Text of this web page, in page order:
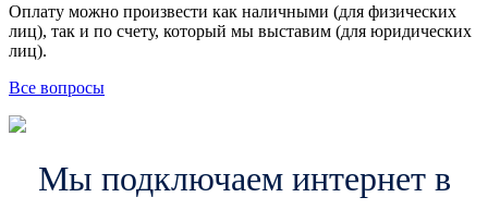
Оплату можно произвести как наличными (для физических
лиц), так и по счету, который мы выставим (для юридических
лиц).
Все вопросы
Мы подключаем интернет в